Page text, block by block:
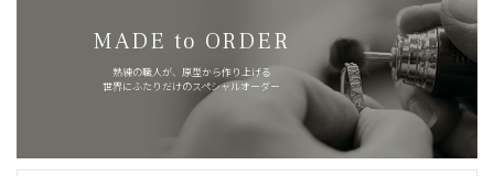
MADE to ORDER
熟練の職人が、原型から作り上げる
世界にふたりだけのスペシャルオーダー